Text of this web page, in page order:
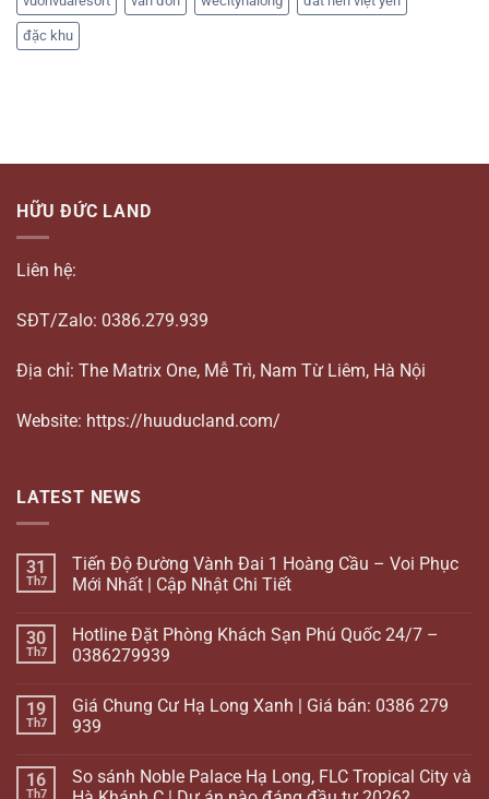
đặc khu
HỮU ĐỨC LAND
Liên hệ:
SĐT/Zalo: 0386.279.939
Địa chỉ: The Matrix One, Mễ Trì, Nam Từ Liêm, Hà Nội
Website: https://huuducland.com/
LATEST NEWS
31
Th7
Tiến Độ Đường Vành Đai 1 Hoàng Cầu – Voi Phục
Mới Nhất | Cập Nhật Chi Tiết
30
Th7
Hotline Đặt Phòng Khách Sạn Phú Quốc 24/7 –
0386279939
19
Th7
Giá Chung Cư Hạ Long Xanh | Giá bán: 0386 279
939
16
Th7
So sánh Noble Palace Hạ Long, FLC Tropical City và